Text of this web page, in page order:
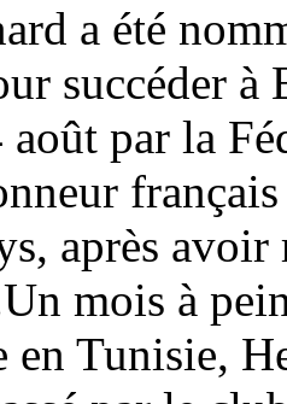
a été
succéder à
août par la
après
mois à
en Tunisie,